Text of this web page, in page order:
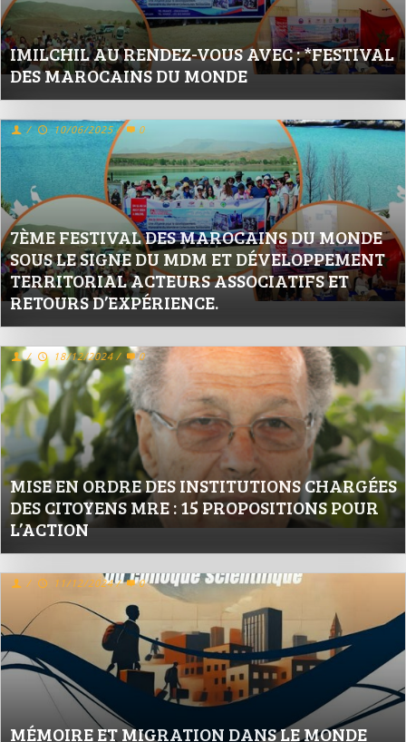
IMILCHIL AU RENDEZ-VOUS AVEC : *FESTIVAL
DES MAROCAINS DU MONDE
7ÈME FESTIVAL DES MAROCAINS DU MONDE
SOUS LE SIGNE DU MDM ET DÉVELOPPEMENT
TERRITORIAL ACTEURS ASSOCIATIFS ET
RETOURS D’EXPÉRIENCE.
/ 10/06/2025 / 0
MISE EN ORDRE DES INSTITUTIONS CHARGÉES
DES CITOYENS MRE : 15 PROPOSITIONS POUR
L’ACTION
/ 18/12/2024 / 0
MÉMOIRE ET MIGRATION DANS LE MONDE
/ 11/12/2024 / 0